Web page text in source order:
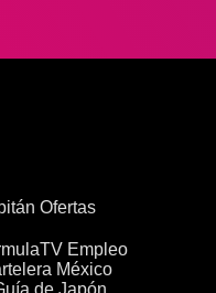
Ofertas
Empleo
México